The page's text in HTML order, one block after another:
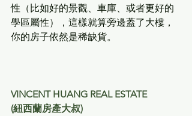
性（比如好的景觀、車庫、或者更好的
學區屬性），這樣就算旁邊蓋了大樓，
你的房子依然是稀缺貨。
VINCENT HUANG REAL ESTATE
(紐西蘭房產大叔)